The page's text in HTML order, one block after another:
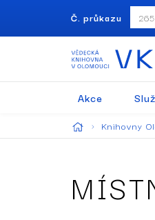
Č. průkazu
Akce
Knihovny